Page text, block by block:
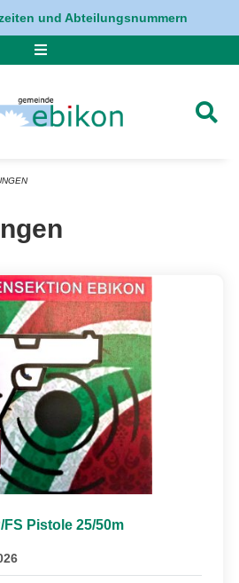
und Abteilungsnummern
Pistole 25/50m